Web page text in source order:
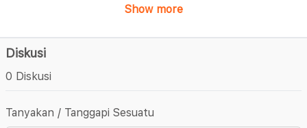
Show more
Diskusi
0 Diskusi
Tanyakan / Tanggapi Sesuatu